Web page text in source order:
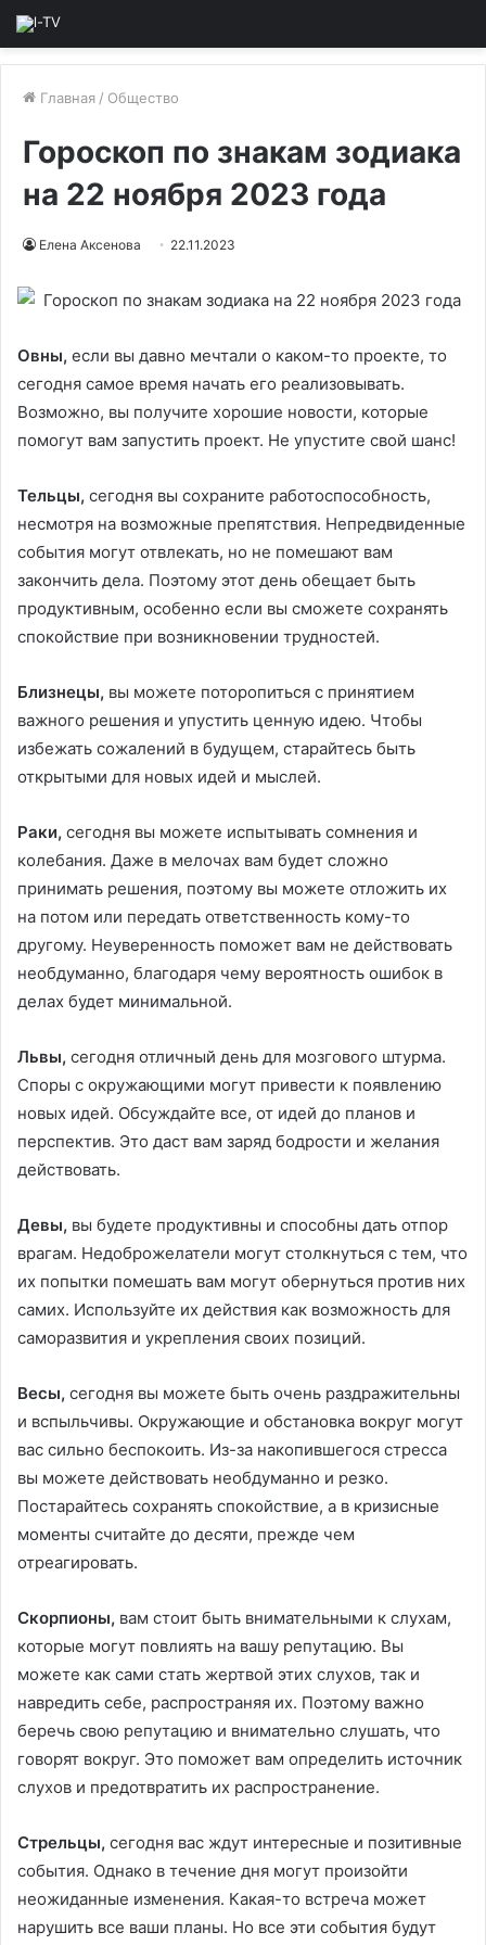
Главная / Общество
Гороскоп по знакам зодиака
на 22 ноября 2023 года
Елена Аксенова 22.11.2023
Овны, если вы давно мечтали о каком-то проекте, то
сегодня самое время начать его реализовывать.
Возможно, вы получите хорошие новости, которые
помогут вам запустить проект. Не упустите свой шанс!
Тельцы, сегодня вы сохраните работоспособность,
несмотря на возможные препятствия. Непредвиденные
события могут отвлекать, но не помешают вам
закончить дела. Поэтому этот день обещает быть
продуктивным, особенно если вы сможете сохранять
спокойствие при возникновении трудностей.
Близнецы, вы можете поторопиться с принятием
важного решения и упустить ценную идею. Чтобы
избежать сожалений в будущем, старайтесь быть
открытыми для новых идей и мыслей.
Раки, сегодня вы можете испытывать сомнения и
колебания. Даже в мелочах вам будет сложно
принимать решения, поэтому вы можете отложить их
на потом или передать ответственность кому-то
другому. Неуверенность поможет вам не действовать
необдуманно, благодаря чему вероятность ошибок в
делах будет минимальной.
Львы, сегодня отличный день для мозгового штурма.
Споры с окружающими могут привести к появлению
новых идей. Обсуждайте все, от идей до планов и
перспектив. Это даст вам заряд бодрости и желания
действовать.
Девы, вы будете продуктивны и способны дать отпор
врагам. Недоброжелатели могут столкнуться с тем, что
их попытки помешать вам могут обернуться против них
самих. Используйте их действия как возможность для
саморазвития и укрепления своих позиций.
Весы, сегодня вы можете быть очень раздражительны
и вспыльчивы. Окружающие и обстановка вокруг могут
вас сильно беспокоить. Из-за накопившегося стресса
вы можете действовать необдуманно и резко.
Постарайтесь сохранять спокойствие, а в кризисные
моменты считайте до десяти, прежде чем
отреагировать.
Скорпионы, вам стоит быть внимательными к слухам,
которые могут повлиять на вашу репутацию. Вы
можете как сами стать жертвой этих слухов, так и
навредить себе, распространяя их. Поэтому важно
беречь свою репутацию и внимательно слушать, что
говорят вокруг. Это поможет вам определить источник
слухов и предотвратить их распространение.
Стрельцы, сегодня вас ждут интересные и позитивные
события. Однако в течение дня могут произойти
неожиданные изменения. Какая-то встреча может
нарушить все ваши планы. Но все эти события будут